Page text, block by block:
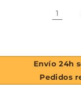
1
Envío 24h
Pedidos